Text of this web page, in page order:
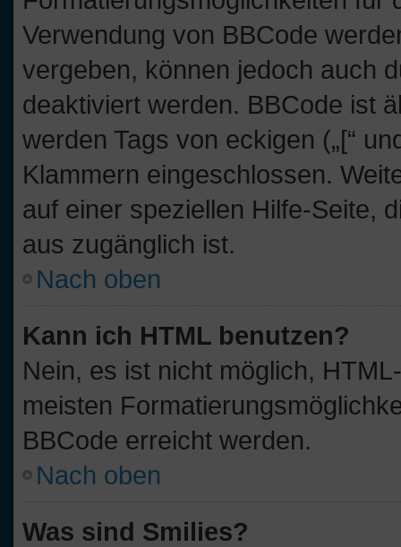
Verwendung von BBCode
vergeben, können jedoch auch
deaktiviert werden. BBCode ist
werden Tags von eckigen („[“
Klammern eingeschlossen.
auf einer speziellen Hilfe-Seite,
aus zugänglich ist.
Nach oben
Kann ich HTML benutzen?
Nein, es ist nicht möglich,
meisten
BBCode erreicht werden.
Nach oben
Was sind Smilies?